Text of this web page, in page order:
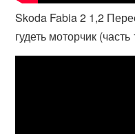
Skoda Fabia 2 1,2
гудеть моторчик (часть